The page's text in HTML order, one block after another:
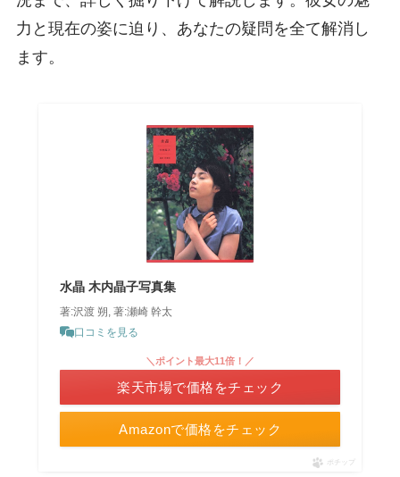
力と現在の姿に迫り、あなたの疑問を全て解消し
ます。
水晶 木内晶子写真集
著:沢渡 朔, 著:瀬崎 幹太
口コミを見る
Amazonで価格をチェック
＼ポイント最大11倍！／
楽天市場で価格をチェック
ポチップ